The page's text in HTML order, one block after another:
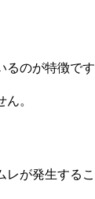
のが特徴で
。
が発生する